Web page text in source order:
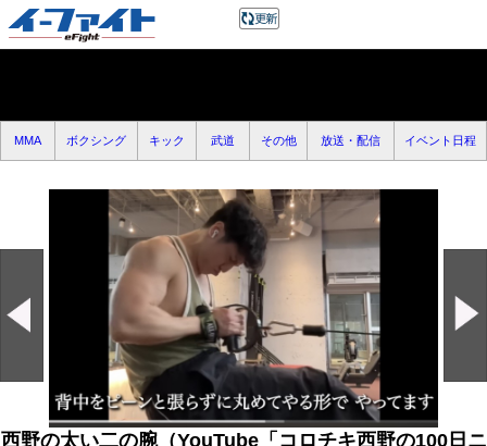
MMA ボクシング キック 武道 その他 放送・配信 イベント日程
西野の太い二の腕（YouTube「コロチキ西野の100日ニ